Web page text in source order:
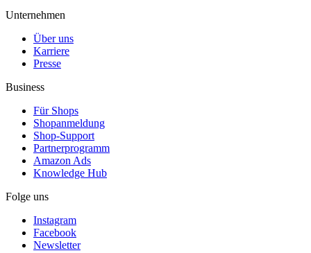
Unternehmen
Über uns
Karriere
Presse
Business
Für Shops
Shopanmeldung
Shop-Support
Partnerprogramm
Amazon Ads
Knowledge Hub
Folge uns
Instagram
Facebook
Newsletter